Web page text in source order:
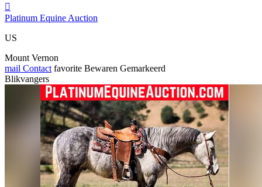

Platinum Equine Auction
US
Mount Vernon
mail Contact favorite Bewaren Gemarkeerd
Blikvangers